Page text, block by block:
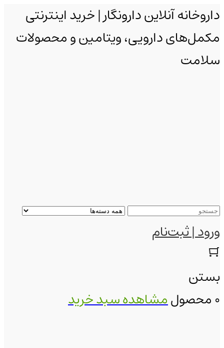
داروخانه آنلاین دارونگار | خرید اینترنتی
مکمل‌های دارویی، ویتامین و محصولات
سلامت
ورود | ثبت‌نام
بستن
0 محصول
مشاهده سبد خرید